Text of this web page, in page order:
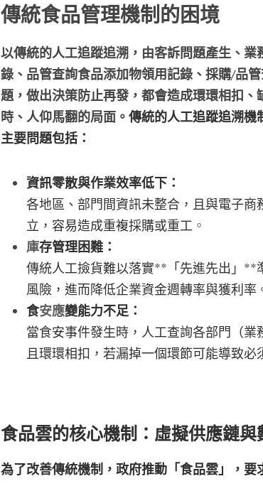
傳統食品管理機制的困境
以傳統的人工追蹤追溯，由客訴問題產生、
錄、品管查詢食品添加物領用記錄、採購/品
題，做出決策防止再發，都會造成環環相扣
時、人仰馬翻的局面。 傳統的人工追蹤追溯機
主要問題包括：
資訊零散與作業效率低下：
各地區、部門間資訊未整合，且與電子
立，容易造成重複採購或重工 。
庫存管理困難：
傳統人工撿貨難以落實**「先進先出」**
風險，進而降低企業資金週轉率與獲利率
食安應變能力不足：
當食安事件發生時，人工查詢各部門（
且環環相扣，若漏掉一個環節可能導致
食品雲的核心機制：虛擬供應鏈與
為了改善傳統機制，政府推動「食品雲」，